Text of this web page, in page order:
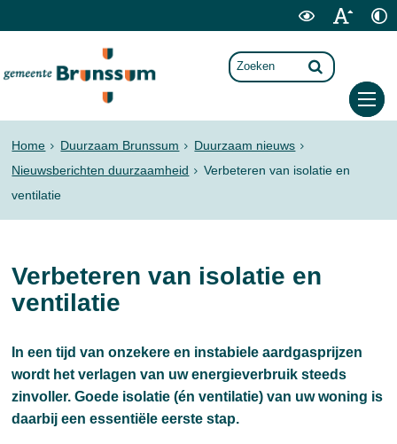
Home Duurzaam Brunssum
Duurzaam nieuws
Nieuwsberichten duurzaamheid
Verbeteren van isolatie en
ventilatie
Verbeteren van isolatie en
ventilatie
In een tijd van onzekere en instabiele aardgasprijzen
wordt het verlagen van uw energieverbruik steeds
zinvoller. Goede isolatie (én ventilatie) van uw woning is
daarbij een essentiële eerste stap.